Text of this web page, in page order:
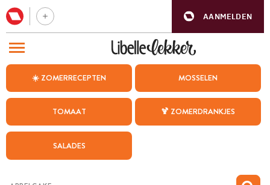
AANMELDEN
☀️ ZOMERRECEPTEN MOSSELEN
TOMAAT 🍹 ZOMERDRANKJES
SALADES
BEZOEK ONZE ANDERE WEBSITES
WEEKMENU
CHAT MET MAIA